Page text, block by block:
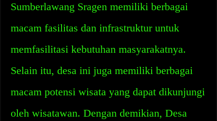
Sumberlawang Sragen memiliki berbagai
macam fasilitas dan infrastruktur untuk
memfasilitasi kebutuhan masyarakatnya.
Selain itu, desa ini juga memiliki berbagai
macam potensi wisata yang dapat dikunjungi
oleh wisatawan. Dengan demikian, Desa